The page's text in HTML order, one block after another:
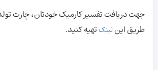
جهت دریافت تفسیر کارمیک خودتان، چارت تولد
طریق این لینکتهیه کنید.